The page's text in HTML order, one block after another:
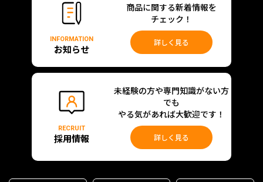
INFORMATION
お知らせ
商品に関する新着情報を
チェック！
詳しく見る
RECRUIT
採用情報
未経験の方や専門知識がない方
でも
やる気があれば大歓迎です！
詳しく見る